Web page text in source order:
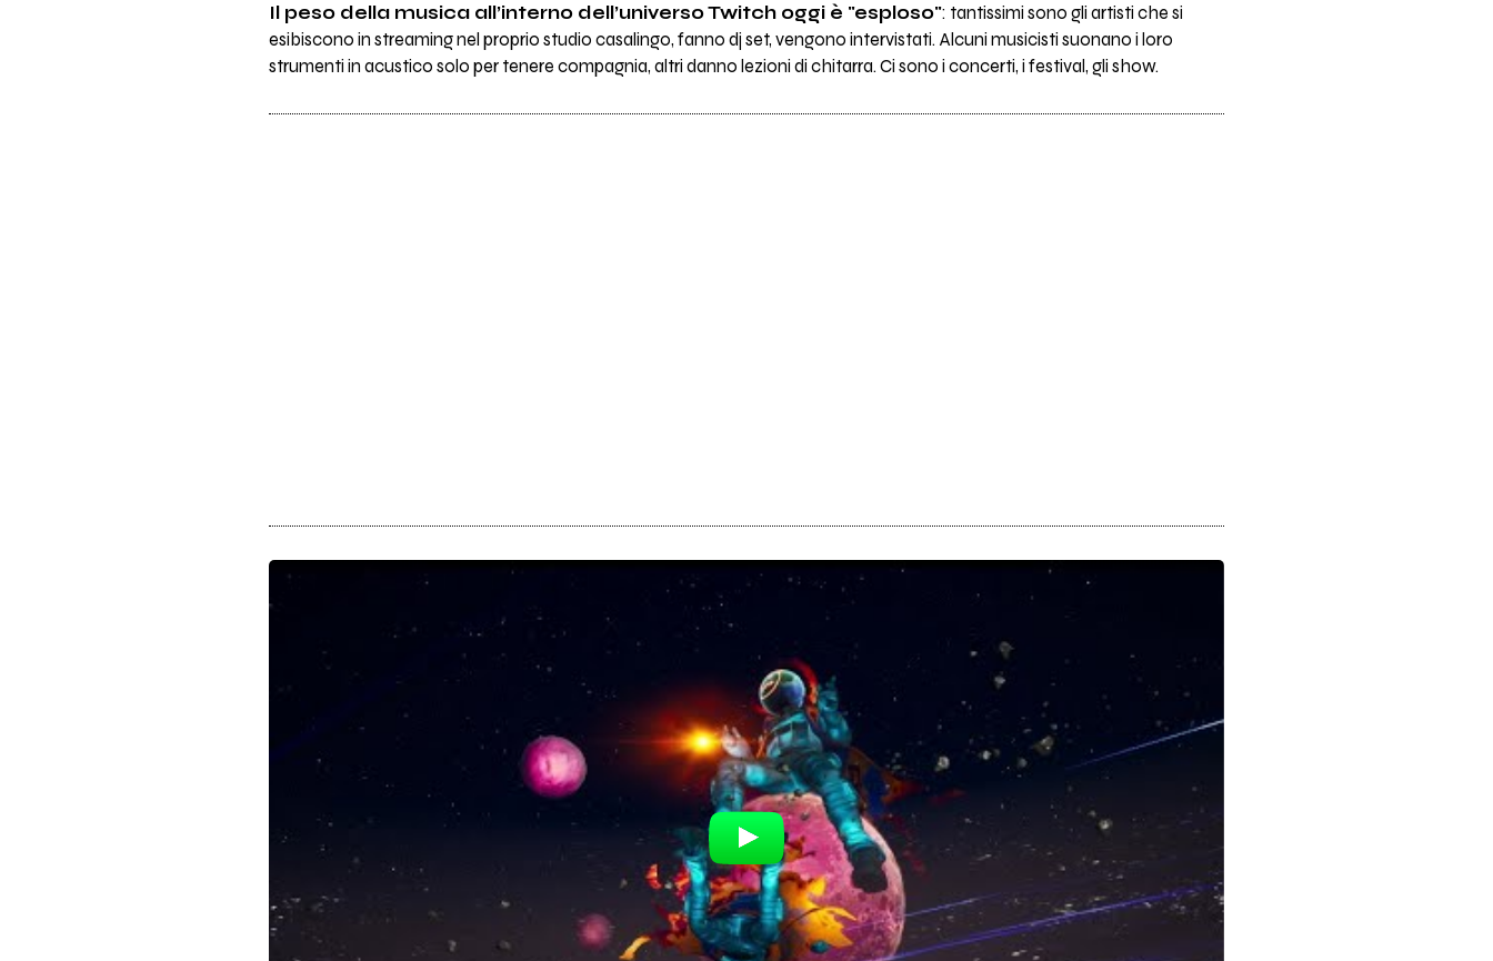
Il peso della musica all’interno dell’universo Twitch oggi è "esploso": tantissimi sono gli artisti che si
esibiscono in streaming nel proprio studio casalingo, fanno dj set, vengono intervistati. Alcuni musicisti suonano i loro
strumenti in acustico solo per tenere compagnia, altri danno lezioni di chitarra. Ci sono i concerti, i festival, gli show.